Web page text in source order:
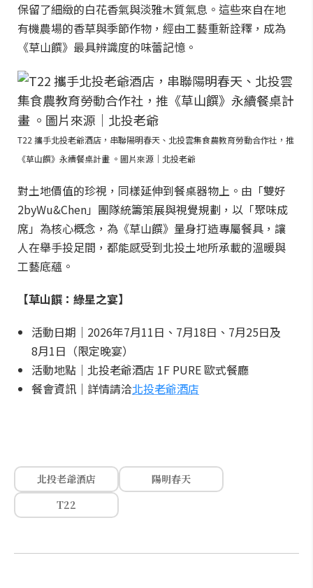
保留了細緻的白花香氣與淡雅木質氣息。這些來自在地
有機農場的香草與季節作物，經由工藝重新詮釋，成為
《草山饌》最具辨識度的味蕾記憶。
T22 攜手北投老爺酒店，串聯陽明春天、北投雲集食農教育勞動合作社，推
《草山饌》永續餐桌計畫 。圖片來源｜北投老爺
對土地價值的珍視，同樣延伸到餐桌器物上。由「雙好
2byWu&Chen」團隊統籌策展與視覺規劃，以「聚味成
席」為核心概念，為《草山饌》量身打造專屬餐具，讓
人在舉手投足間，都能感受到北投土地所承載的溫暖與
工藝底蘊。
【草山饌：綠星之宴】
活動日期｜2026年7月11日、7月18日、7月25日及
8月1日（限定晚宴）
活動地點｜北投老爺酒店 1F PURE 歐式餐廳
餐會資訊｜詳情請洽北投老爺酒店
北投老爺酒店
陽明春天
T22